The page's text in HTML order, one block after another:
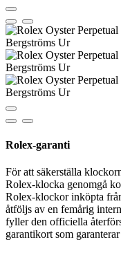
Rolex-garanti
För att säkerställa
Rolex-klocka genomgå
Rolex-klockor inköpta
åtföljs av en femårig
fyller den officiella
garantikort som